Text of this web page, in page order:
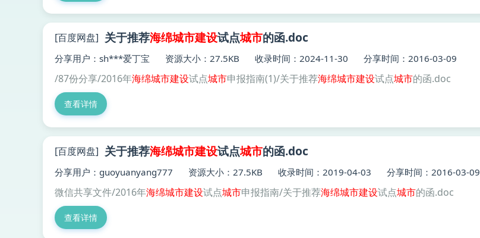
[百度网盘] 关于推荐海绵城市建设试点城市的函.doc
分享用户：sh***爱丁宝 资源大小：27.5KB 收录时间：2024-11-30 分享时间：2016-03-09
/87份分享/2016年海绵城市建设试点城市申报指南(1)/关于推荐海绵城市建设试点城市的函.doc
查看详情
[百度网盘] 关于推荐海绵城市建设试点城市的函.doc
分享用户：guoyuanyang777 资源大小：27.5KB 收录时间：2019-04-03 分享时间：2016-03-09
微信共享文件/2016年海绵城市建设试点城市申报指南/关于推荐海绵城市建设试点城市的函.doc
查看详情